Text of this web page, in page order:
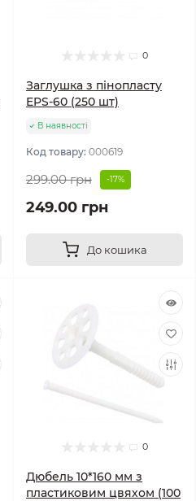
0
Заглушка з пінопласту
EPS-60 (250 шт)
В наявності
Код товару: 000619
299.00 грн -17%
249.00 грн
До кошика
0
Дюбель 10*160 мм з
пластиковим цвяхом (100